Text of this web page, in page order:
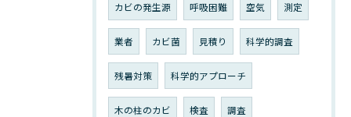
カビの発生源 呼吸困難 空気 測定
業者 カビ菌 見積り 科学的調査
残暑対策 科学的アプローチ
木の柱のカビ 検査 調査